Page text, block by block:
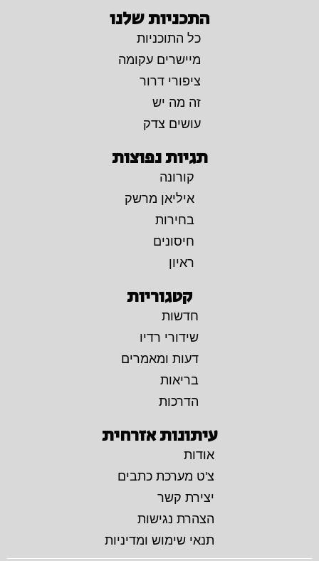
התכניות שלנו
כל התוכניות
מיישרים עקומה
ציפורי דרור
זה מה יש
עושים צדק
תגיות נפוצות
קורונה
איליאן מרשק
בחירות
חיסונים
ראיון
קטגוריות
חדשות
שידורי רדיו
דעות ומאמרים
בריאות
הדרכות
עיתונות אזרחית
אודות
צ'ט מערכת כתבים
יצירת קשר
הצהרת נגישות
תנאי שימוש ומדיניות